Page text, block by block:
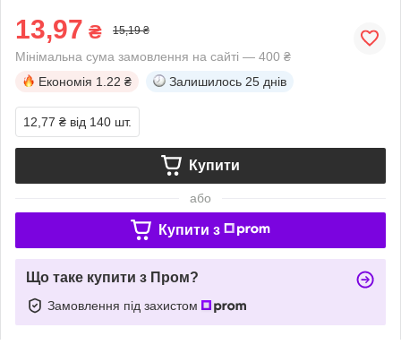
13,97 ₴ 15,19 ₴
Мінімальна сума замовлення на сайті — 400 ₴
Економія 1.22 ₴ Залишилось 25 днів
12,77 ₴ від 140 шт.
Купити
або
Купити з
Що таке купити з Пром?
Замовлення під захистом